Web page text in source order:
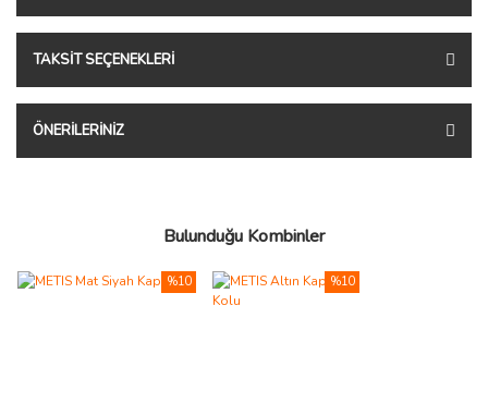
TAKSIT SEÇENEKLERI
ÖNERILERINIZ
Bulunduğu Kombinler
%10 %10